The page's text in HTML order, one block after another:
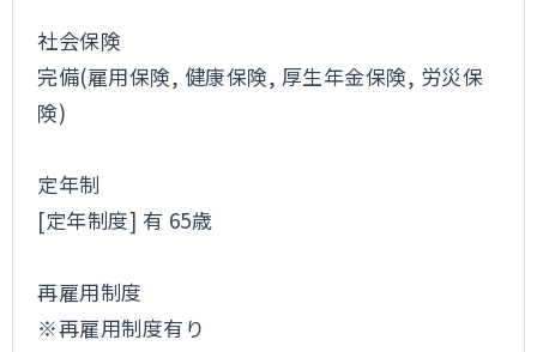
社会保険
完備(雇用保険, 健康保険, 厚生年金保険, 労災保
険)
定年制
[定年制度] 有 65歳
再雇用制度
※再雇用制度有り